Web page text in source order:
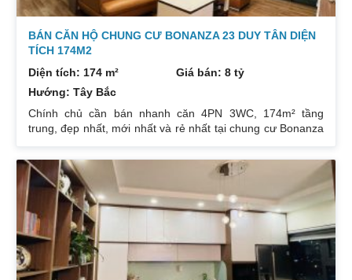
BÁN CĂN HỘ CHUNG CƯ BONANZA 23 DUY TÂN DIỆN
TÍCH 174M2
Diện tích: 174 m²
Giá bán: 8 tỷ
Hướng: Tây Bắc
Chính chủ cần bán nhanh căn 4PN 3WC, 174m² tầng
trung, đẹp nhất, mới nhất và rẻ nhất tại chung cư Bonanza
nên cần bán lại để đầu tư cái khác, cụ thể như sau:
Hướng: TB, ban công Đông Nam. Thiết kế: 4 ngủ 3WC DT:
174m². Nội thất đẹp thiết kế sang trọng trẻ trung. Phòng
khách, bếp, thiết bị vệ sinh tất cả đều mới và sử dụng tốt.
Nhà đã có sổ pháp